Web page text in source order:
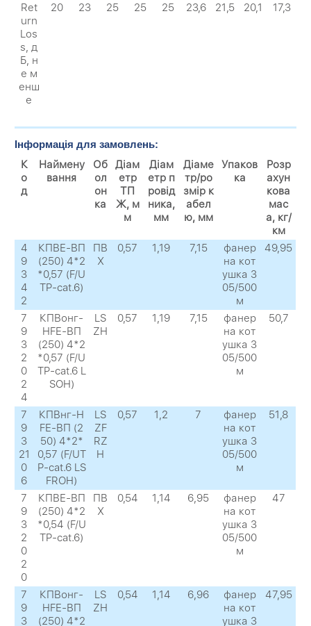
Ret
urn
Los
s, д
Б, н
е м
енш
е
20 23 25 25 25 23,6 21,5 20,1 17,3
Інформація для замовлень:
К
о
д
Наймену
вання
Об
ол
он
ка
Діам
етр
ТП
Ж, м
м
Діам
етр п
ровід
ника,
мм
Діаме
тр/ро
змір к
абел
ю, мм
Упаков
ка
Розр
ахун
кова
мас
а, кг/
км
4
9
3
4
2
КПВЕ-ВП
(250) 4*2
*0,57 (F/U
TP-cat.6)
ПВ
Х
0,57 1,19 7,15
фанер
на кот
ушка 3
05/500
м
49,95
7
9
3
2
0
2
4
КПВонг-
HFЕ-ВП
(250) 4*2
*0,57 (F/U
TP-cat.6 L
SOH)
LS
ZH
0,57 1,19 7,15
фанер
на кот
ушка 3
05/500
м
50,7
7
9
3
21
0
6
КПВнг-H
FЕ-ВП (2
50) 4*2*
0,57 (F/UT
P-cat.6 LS
FROH)
LS
ZF
RZ
H
0,57 1,2 7
фанер
на кот
ушка 3
05/500
м
51,8
7
9
3
2
0
2
0
КПВЕ-ВП
(250) 4*2
*0,54 (F/U
TP-cat.6)
ПВ
Х
0,54 1,14 6,95
фанер
на кот
ушка 3
05/500
м
47
7
9
3
КПВонг-
HFЕ-ВП
(250) 4*2
LS
ZH
0,54 1,14 6,96
фанер
на кот
ушка 3
47,95